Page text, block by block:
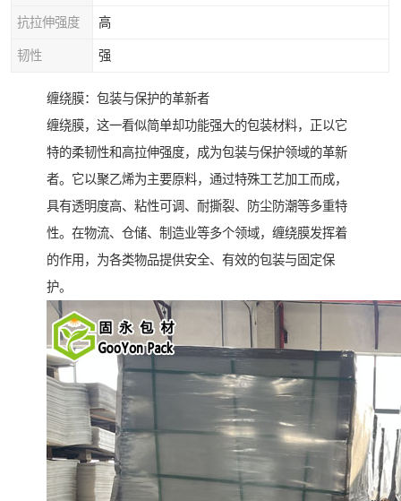
抗拉伸强度 高
韧性 强
缠绕膜：包装与保护的革新者
缠绕膜，这一看似简单却功能强大的包装材料，正以它
特的柔韧性和高拉伸强度，成为包装与保护领域的革新
者。它以聚乙烯为主要原料，通过特殊工艺加工而成，
具有透明度高、粘性可调、耐撕裂、防尘防潮等多重特
性。在物流、仓储、制造业等多个领域，缠绕膜发挥着
的作用，为各类物品提供安全、有效的包装与固定保
护。